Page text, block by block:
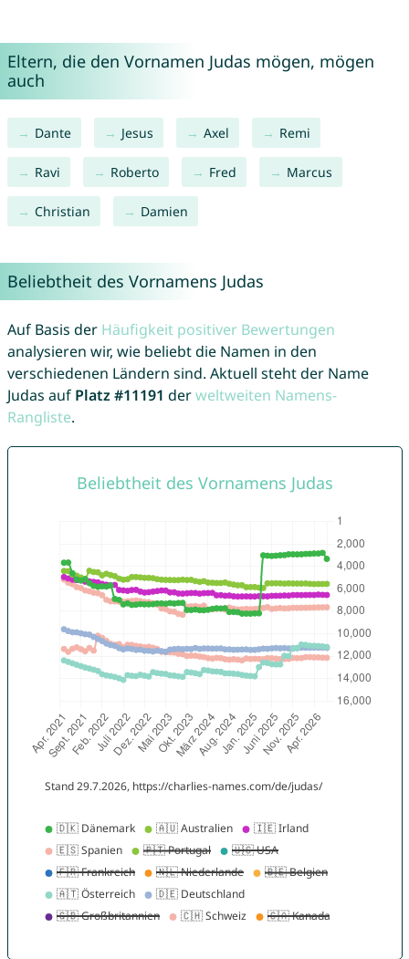
Eltern, die den Vornamen Judas mögen, mögen
auch
Dante Jesus Axel Remi
Ravi Roberto Fred Marcus
Christian Damien
Beliebtheit des Vornamens Judas
Auf Basis der Häufigkeit positiver Bewertungen
analysieren wir, wie beliebt die Namen in den
verschiedenen Ländern sind. Aktuell steht der Name
Judas auf Platz #11191 derweltweiten Namens-
Rangliste.